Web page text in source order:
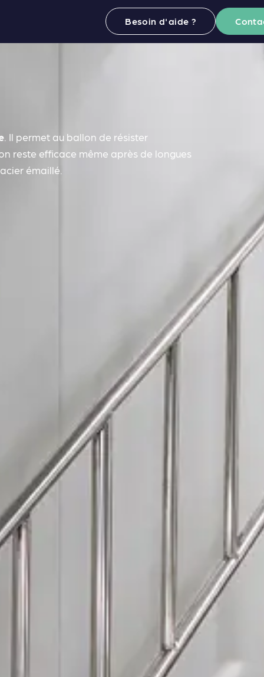
Besoin d'aide ?
. Il permet au ballon de résister
reste efficace même après de longues
émaillé.